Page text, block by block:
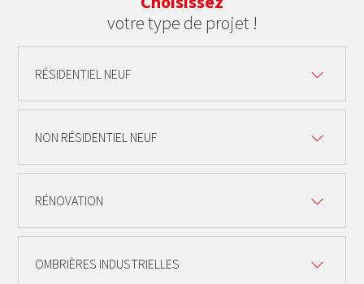
votre type de projet !
RÉSIDENTIEL NEUF
NON RÉSIDENTIEL NEUF
RÉNOVATION
OMBRIÈRES INDUSTRIELLES